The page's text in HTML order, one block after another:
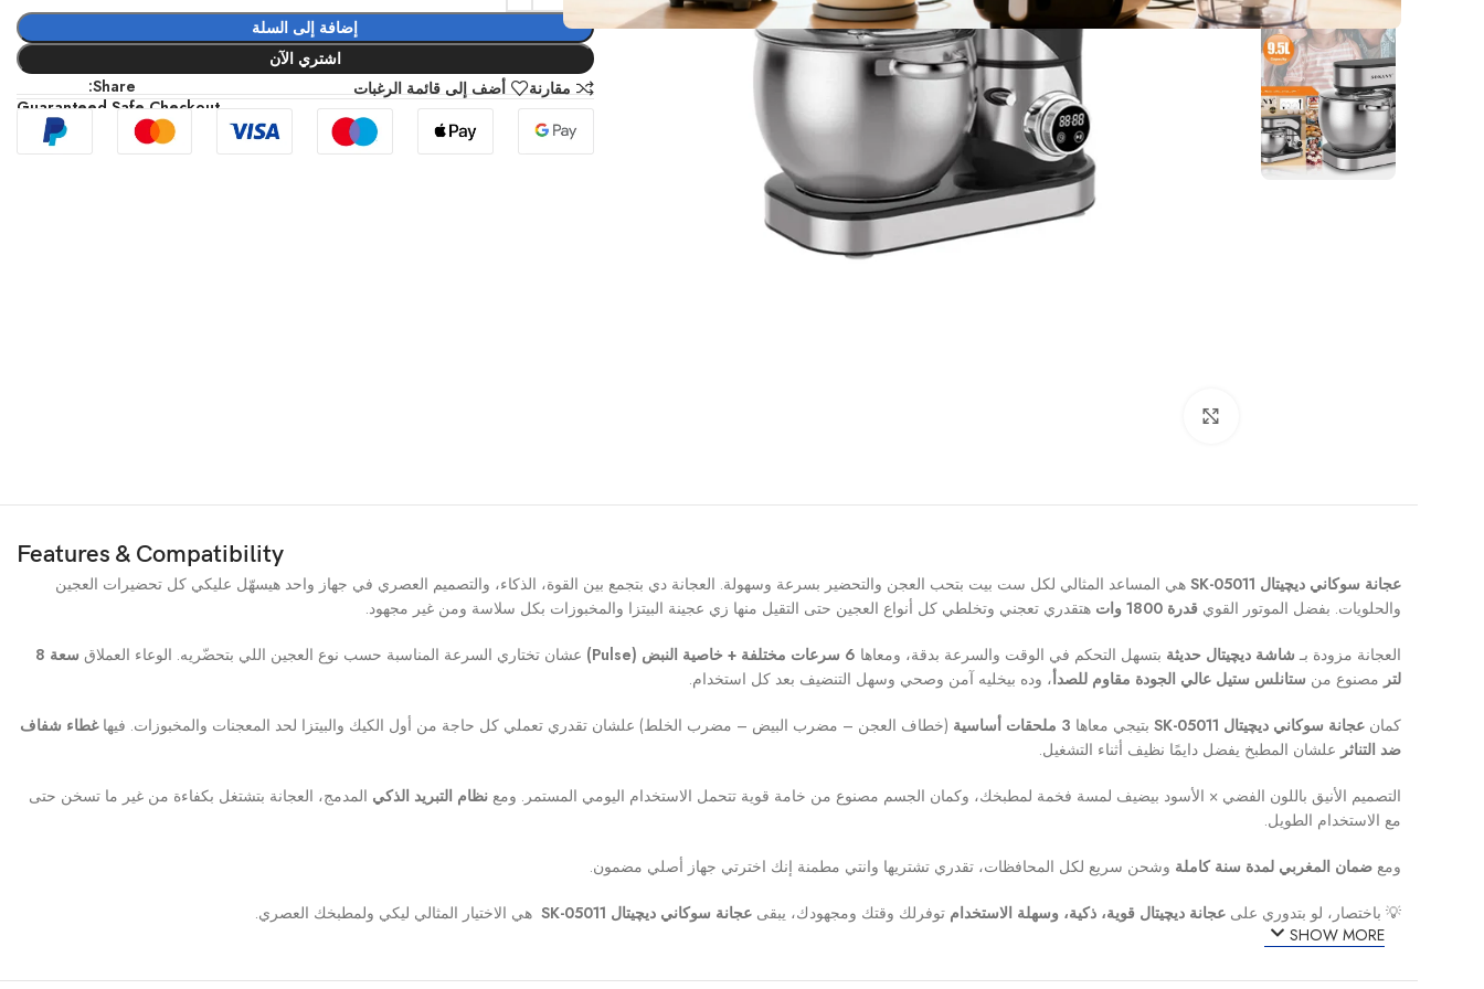
إضافة إلى السلة
اشتري الآن
مقارنة
أضف إلى قائمة الرغبات
Share:
Guaranteed Safe Checkout
Features & Compatibility
عجانة سوكاني ديچيتال SK-05011
هي المساعد المثالي لكل ست بيت بتحب العجن والتحضير بسرعة وسهولة. العجانة دي بتجمع بين القوة، الذكاء، والتصميم العصري في جهاز واحد هيسهّل عليكي كل تحضيرات العجين
والحلويات. بفضل الموتور القويقدرة 1800 وات هتقدري تعجني وتخلطي كل أنواع العجين حتى التقيل منها زي عجينة البيتزا والمخبوزات بكل سلاسة ومن غير مجهود.
العجانة مزودة بـ شاشة ديچيتال حديثة بتسهل التحكم في الوقت والسرعة بدقة، ومعاها 6 سرعات مختلفة + خاصية النبض (Pulse) عشان تختاري السرعة المناسبة حسب نوع العجين اللي بتحضّريه. الوعاء العملاق
سعة 8
لتر مصنوع من ستانلس ستيل عالي الجودة مقاوم للصدأ، وده بيخليه آمن وصحي وسهل التنضيف بعد كل استخدام.
كمانعجانة سوكاني ديچيتال SK-05011 بتيجي معاها 3 ملحقات أساسية (خطاف العجن – مضرب البيض – مضرب الخلط) علشان تقدري تعملي كل حاجة من أول الكيك والبيتزا لحد المعجنات والمخبوزات. فيهاغطاء شفاف
ضد التناثر علشان المطبخ يفضل دايمًا نظيف أثناء التشغيل.
التصميم الأنيق باللون الفضي × الأسود بيضيف لمسة فخمة لمطبخك، وكمان الجسم مصنوع من خامة قوية تتحمل الاستخدام اليومي المستمر. ومعنظام التبريد الذكي المدمج، العجانة بتشتغل بكفاءة من غير ما تسخن حتى
مع الاستخدام الطويل.
ومعضمان المغربي لمدة سنة كاملة وشحن سريع لكل المحافظات، تقدري تشتريها وانتي مطمنة إنك اخترتي جهاز أصلي مضمون.
💡 باختصار، لو بتدوري علىعجانة ديچيتال قوية، ذكية، وسهلة الاستخدام توفرلك وقتك ومجهودك، يبقىعجانة سوكاني ديچيتال SK-05011
هي الاختيار المثالي ليكي ولمطبخك العصري.
SHOW MORE